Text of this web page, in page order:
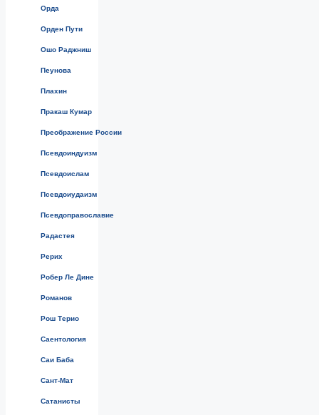
Орда
Орден Пути
Ошо Раджниш
Пеунова
Плахин
Пракаш Кумар
Преображение России
Псевдоиндуизм
Псевдоислам
Псевдоиудаизм
Псевдоправославие
Радастея
Рерих
Робер Ле Дине
Романов
Рош Терио
Саентология
Саи Баба
Сант-Мат
Сатанисты